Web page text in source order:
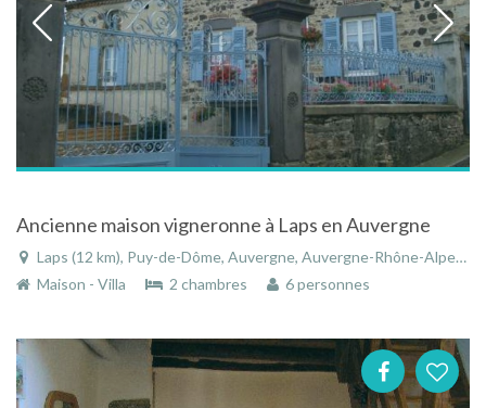
Ancienne maison vigneronne à Laps en Auvergne
Laps (12 km), Puy-de-Dôme, Auvergne, Auvergne-Rhône-Alpes, France
Maison - Villa
2 chambres 6 personnes